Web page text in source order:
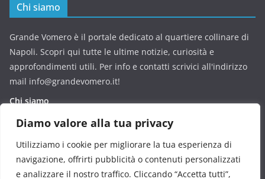
Diamo valore alla tua privacy
Utilizziamo i cookie per migliorare la tua esperienza di
navigazione, offrirti pubblicità o contenuti personalizzati
e analizzare il nostro traffico. Cliccando “Accetta tutti”,
Chi siamo
Grande Vomero è il portale dedicato al quartiere collinare di
Napoli. Scopri qui tutte le ultime notizie, curiosità e
approfondimenti utili. Per info e contatti scrivici all'indirizzo
mail info@grandevomero.it!
Chi siamo
Privacy Policy
Cookie Policy